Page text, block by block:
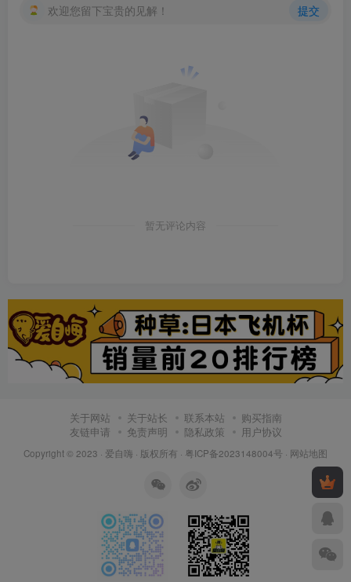
欢迎您留下宝贵的见解！ 提交
暂无评论内容
关于网站 关于站长 联系本站
购买指南
友链申请
免责声明 隐私政策 用户协议
Copyright © 2023 · 爱自嗨 · 版权所有 · 粤ICP备2023148004号 · 网站地图